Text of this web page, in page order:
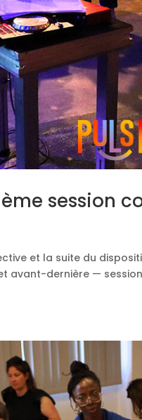
session
et la suite du
avant-dernière —